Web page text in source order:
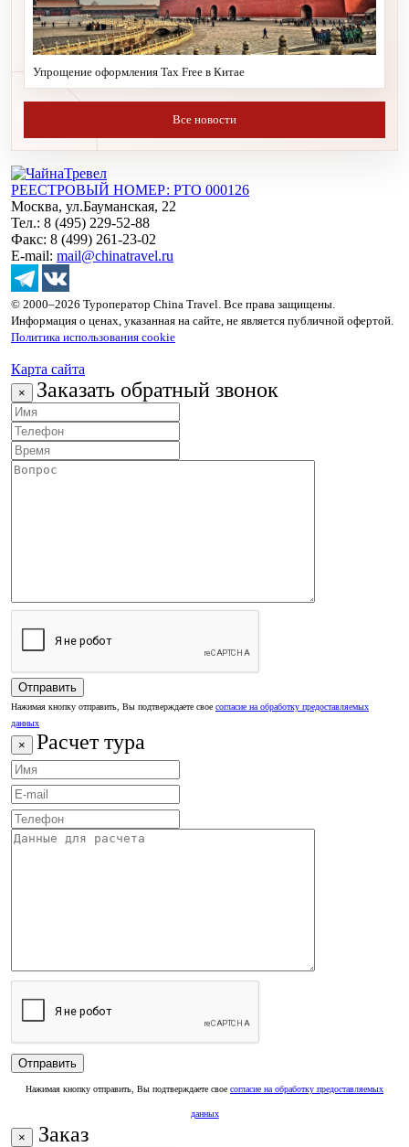
Упрощение оформления Tax Free в Китае
Все новости
РЕЕСТРОВЫЙ НОМЕР: РТО 000126
Москва, ул.Бауманская, 22
Тел.: 8 (495) 229-52-88
Факс: 8 (499) 261-23-02
E-mail: mail@chinatravel.ru
© 2000–2026 Туроператор China Travel. Все права защищены.
Информация о ценах, указанная на сайте, не является публичной офертой.
Политика использования cookie
Карта сайта
× Заказать обратный звонок
Нажимая кнопку отправить, Вы подтверждаете свое согласие на обработку предоставляемых
данных
× Расчет тура
Нажимая кнопку отправить, Вы подтверждаете свое согласие на обработку предоставляемых
данных
× Заказ